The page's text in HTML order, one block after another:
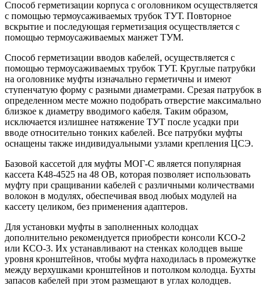
Способ герметизации корпуса с оголовником осуществляется
с помощью термоусаживаемых трубок ТУТ. Повторное
вскрытие и последующая герметизация осуществляется с
помощью термоусаживаемых манжет ТУМ.
Способ герметизации вводов кабелей, осуществляется с
помощью термоусаживаемых трубок ТУТ. Круглые патрубки
на оголовнике муфты изначально герметичны и имеют
ступенчатую форму с разными диаметрами. Срезая патрубок в
определенном месте можно подобрать отверстие максимально
близкое к диаметру вводимого кабеля. Таким образом,
исключается излишнее натяжение ТУТ после усадки при
вводе относительно тонких кабелей. Все патрубки муфты
оснащены также индивидуальными узлами крепления ЦСЭ.
Базовой кассетой для муфты МОГ-С является популярная
кассета К48-4525 на 48 ОВ, которая позволяет использовать
муфту при сращивании кабелей с различными количествами
волокон в модулях, обеспечивая ввод любых модулей на
кассету целиком, без применения адаптеров.
Для установки муфты в заполненных колодцах
дополнительно рекомендуется приобрести консоли КСО-2
или КСО-3. Их устанавливают на стенках колодцев выше
уровня кронштейнов, чтобы муфта находилась в промежутке
между верхушками кронштейнов и потолком колодца. Бухты
запасов кабелей при этом размещают в углах колодцев.